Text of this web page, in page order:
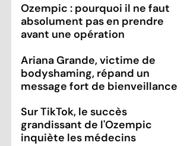
Ozempic : pourquoi il ne faut
absolument pas en prendre
avant une opération
Ariana Grande, victime de
bodyshaming, répand un
message fort de bienveillance
Sur TikTok, le succès
grandissant de l'Ozempic
inquiète les médecins